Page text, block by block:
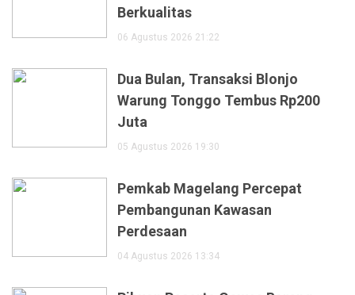
Berkualitas
06 Agustus 2026 21:22
Dua Bulan, Transaksi Blonjo
Warung Tonggo Tembus Rp200
Juta
05 Agustus 2026 19:30
Pemkab Magelang Percepat
Pembangunan Kawasan
Perdesaan
04 Agustus 2026 13:34